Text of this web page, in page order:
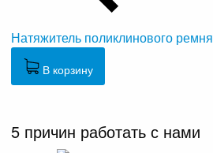
Натяжитель поликлинового ремня
В корзину
5 причин работать с нами